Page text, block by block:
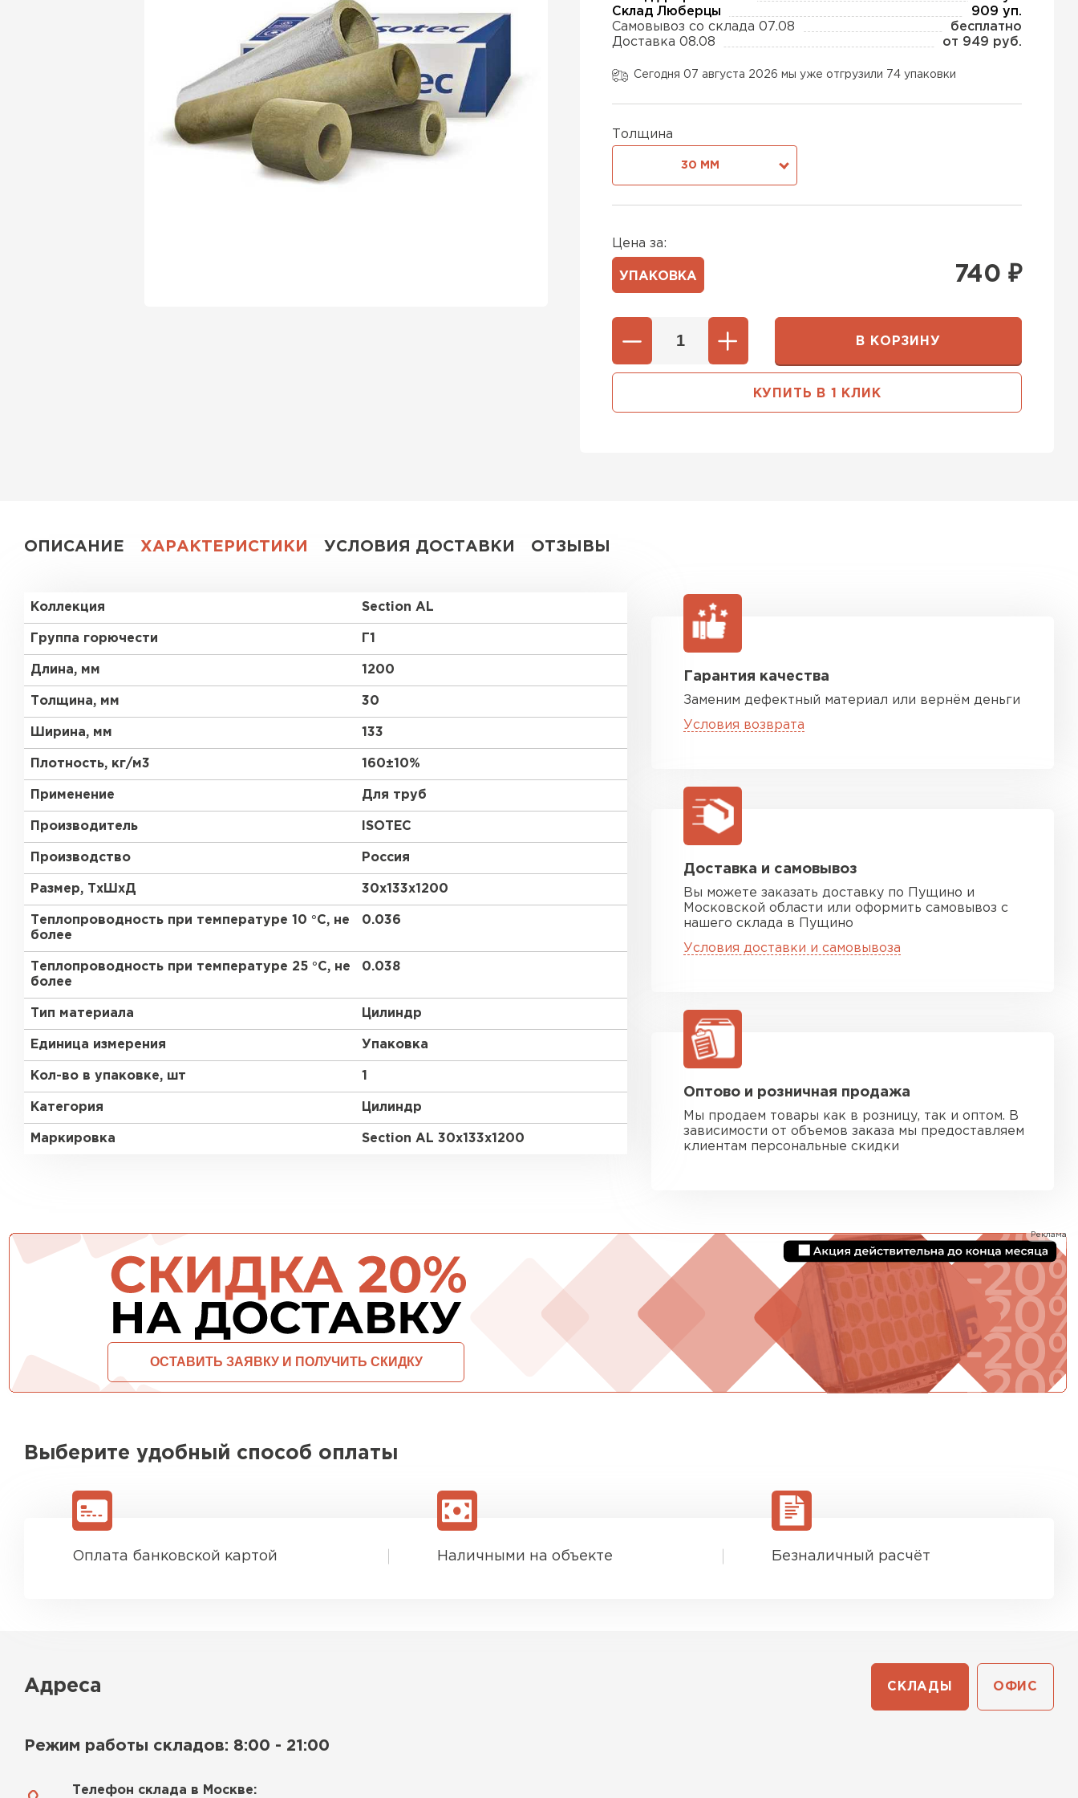
Склад Люберцы
909 уп.
Самовывоз со склада 07.08
бесплатно
Доставка 08.08
от 949 руб.
Сегодня 07 августа 2026 мы уже отгрузили 74 упаковки
Толщина
30 ММ
Цена за:
УПАКОВКА 740 ₽
В КОРЗИНУ
КУПИТЬ В 1 КЛИК
ОПИСАНИЕ ХАРАКТЕРИСТИКИ УСЛОВИЯ ДОСТАВКИ ОТЗЫВЫ
Коллекция Section AL
Группа горючести Г1
Длина, мм 1200
Толщина, мм 30
Ширина, мм 133
Плотность, кг/м3 160±10%
Применение Для труб
Производитель ISOTEC
Производство Россия
Размер, ТхШхД 30х133х1200
Теплопроводность при температуре 10 °С, не
более
0.036
Теплопроводность при температуре 25 °С, не
более
0.038
Тип материала Цилиндр
Единица измерения Упаковка
Кол-во в упаковке, шт 1
Категория Цилиндр
Маркировка Section AL 30х133х1200
Гарантия качества
Заменим дефектный материал или вернём деньги
Условия возврата
Доставка и самовывоз
Вы можете заказать доставку по Пущино и
Московской области или оформить самовывоз с
нашего склада в Пущино
Условия доставки и самовывоза
Оптово и розничная продажа
Мы продаем товары как в розницу, так и оптом. В
зависимости от объемов заказа мы предоставляем
клиентам персональные скидки
Реклама
ОСТАВИТЬ ЗАЯВКУ И ПОЛУЧИТЬ СКИДКУ
Выберите удобный способ оплаты
Оплата банковской картой Наличными на объекте Безналичный расчёт
Адреса СКЛАДЫ ОФИС
Режим работы складов: 8:00 - 21:00
Телефон склада в Москве:
Утеплитель Белтеп
ПЕРЕЙТИ
Утеплитель Изотек
Утеплитель Xotpipe
Утеплитель Тимплэкс
ПЕРЕЙТИ
ПЕРЕЙТИ
Рулонная кровля Брит
ПЕРЕЙТИ
Утеплитель Knauf
ПЕРЕЙТИ
Утеплитель Isover
ПЕРЕЙТИ
Утеплитель Paroc
ПЕРЕЙТИ
ПЕРЕЙТИ
Утеплитель Технониколь Утеплитель Ursa
ПЕРЕЙТИ
ПЕРЕЙТИ
Утеплитель Неман Сэндвич-панели
ПЕРЕЙТИ
ПЕРЕЙТИ
ВСЕ ПРОИЗВОДИТЕЛИ
Утеплитель Isoroc
Утеплитель Белтеп
Утеплитель Термит
Утеплитель Ruspanel
Утеплитель Брит
Утеплитель Basfiber
Утеплитель Тимплэкс